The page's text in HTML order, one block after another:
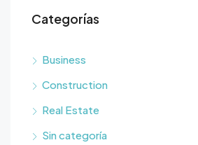
Categorías
Business
Construction
Real Estate
Sin categoría